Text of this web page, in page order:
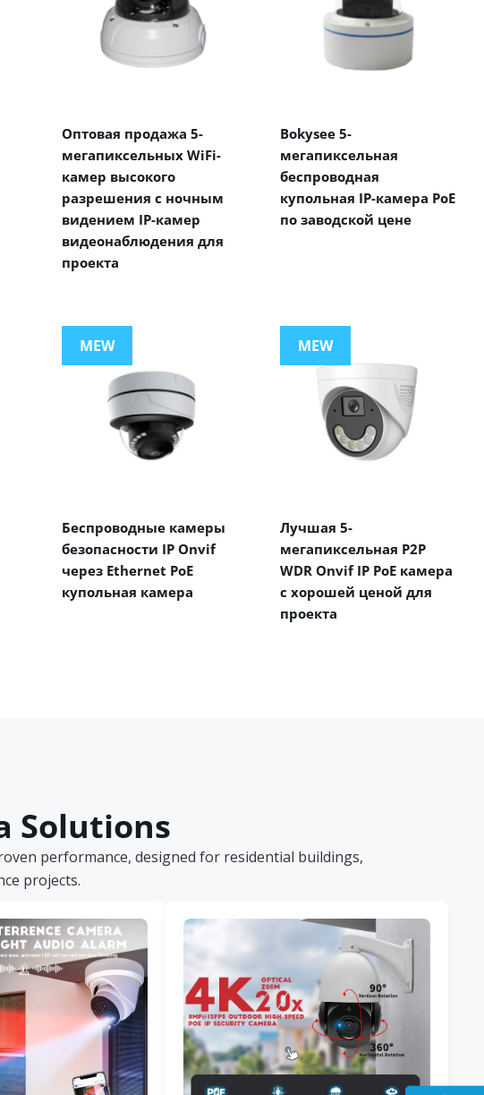
Оптовая продажа 5-
мегапиксельных WiFi-
камер высокого
разрешения с ночным
видением IP-камер
видеонаблюдения для
проекта
Bokysee 5-
мегапиксельная
беспроводная
купольная IP-камера PoE
по заводской цене
MEW
Беспроводные камеры
безопасности IP Onvif
через Ethernet PoE
купольная камера
MEW
Лучшая 5-
мегапиксельная P2P
WDR Onvif IP PoE камера
с хорошей ценой для
проекта
Solutions
performance, designed for residential buildings,
projects.